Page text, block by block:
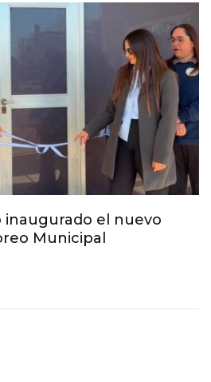
inaugurado el nuevo
Municipal